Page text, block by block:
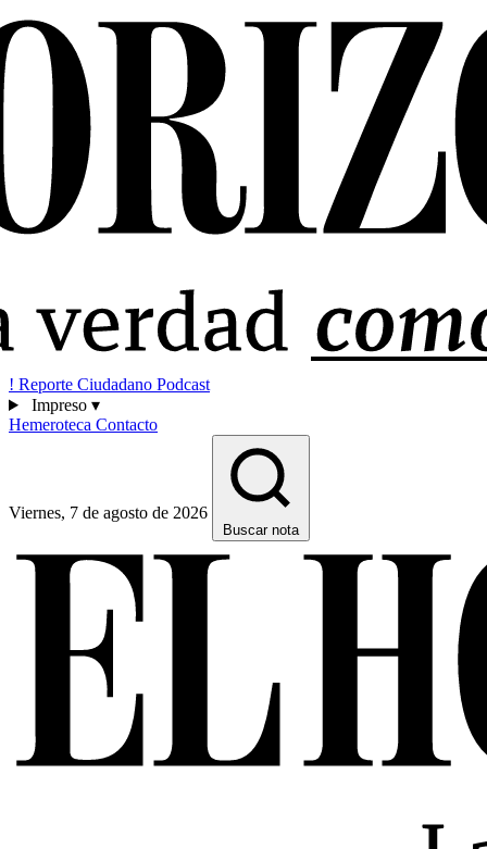
! Reporte Ciudadano Podcast
Impreso ▾
Hemeroteca Contacto
Viernes, 7 de agosto de 2026
Buscar nota